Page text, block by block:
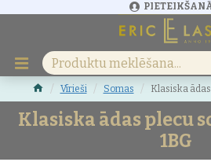
Vīrieši Somas Klasiska
Klasiska ādas plecu
1BG